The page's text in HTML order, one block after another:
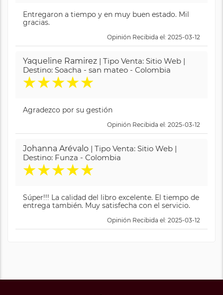
Entregaron a tiempo y en muy buen estado. Mil
gracias.
Opinión Recibida el: 2025-03-12
Yaqueline Ramirez | Tipo Venta: Sitio Web |
Destino: Soacha - san mateo - Colombia
★★★★★
Agradezco por su gestión
Opinión Recibida el: 2025-03-12
Johanna Arévalo | Tipo Venta: Sitio Web |
Destino: Funza - Colombia
★★★★★
Súper!!! La calidad del libro excelente. El tiempo de
entrega también. Muy satisfecha con el servicio.
Opinión Recibida el: 2025-03-12